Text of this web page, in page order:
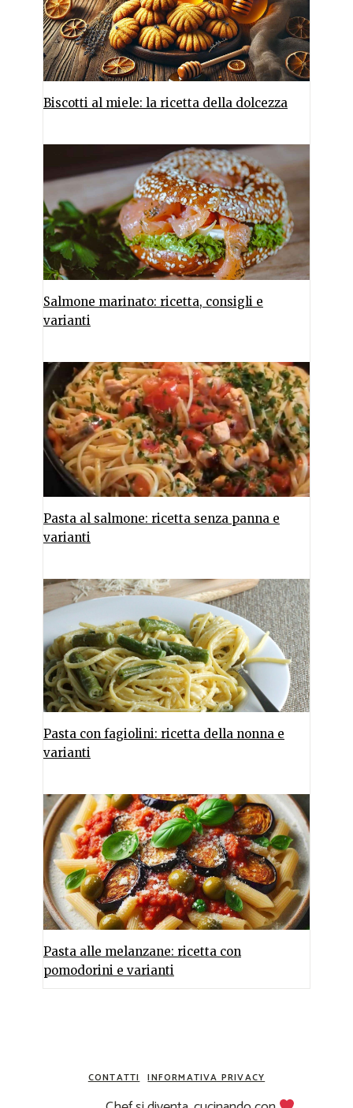
Biscotti al miele: la ricetta della dolcezza
Salmone marinato: ricetta, consigli e
varianti
Pasta al salmone: ricetta senza panna e
varianti
Pasta con fagiolini: ricetta della nonna e
varianti
Pasta alle melanzane: ricetta con
pomodorini e varianti
CONTATTI INFORMATIVA PRIVACY